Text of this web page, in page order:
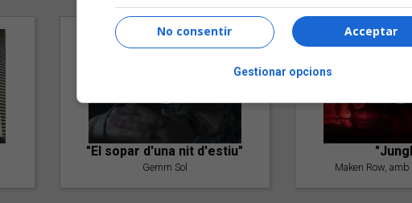
"El sopar d'una nit d'estiu"
Gemm Sol Maken Row,
Acceptar
No consentir
Gestionar opcions